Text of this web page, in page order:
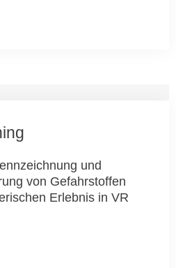
und
von Gefahrstoffen
Erlebnis in VR